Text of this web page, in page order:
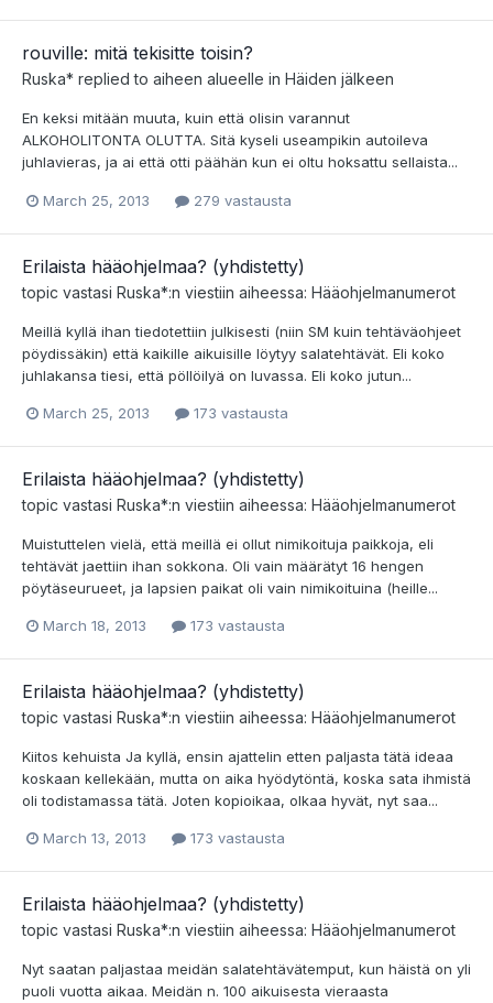
rouville: mitä tekisitte toisin?
Ruska* replied to aiheen alueelle in Häiden jälkeen
En keksi mitään muuta, kuin että olisin varannut
ALKOHOLITONTA OLUTTA. Sitä kyseli useampikin autoileva
juhlavieras, ja ai että otti päähän kun ei oltu hoksattu sellaista...
March 25, 2013 279 vastausta
Erilaista hääohjelmaa? (yhdistetty)
topic vastasi Ruska*:n viestiin aiheessa: Hääohjelmanumerot
Meillä kyllä ihan tiedotettiin julkisesti (niin SM kuin tehtäväohjeet
pöydissäkin) että kaikille aikuisille löytyy salatehtävät. Eli koko
juhlakansa tiesi, että pöllöilyä on luvassa. Eli koko jutun...
March 25, 2013 173 vastausta
Erilaista hääohjelmaa? (yhdistetty)
topic vastasi Ruska*:n viestiin aiheessa: Hääohjelmanumerot
Muistuttelen vielä, että meillä ei ollut nimikoituja paikkoja, eli
tehtävät jaettiin ihan sokkona. Oli vain määrätyt 16 hengen
pöytäseurueet, ja lapsien paikat oli vain nimikoituina (heille...
March 18, 2013 173 vastausta
Erilaista hääohjelmaa? (yhdistetty)
topic vastasi Ruska*:n viestiin aiheessa: Hääohjelmanumerot
Kiitos kehuista Ja kyllä, ensin ajattelin etten paljasta tätä ideaa
koskaan kellekään, mutta on aika hyödytöntä, koska sata ihmistä
oli todistamassa tätä. Joten kopioikaa, olkaa hyvät, nyt saa...
March 13, 2013 173 vastausta
Erilaista hääohjelmaa? (yhdistetty)
topic vastasi Ruska*:n viestiin aiheessa: Hääohjelmanumerot
Nyt saatan paljastaa meidän salatehtävätemput, kun häistä on yli
puoli vuotta aikaa. Meidän n. 100 aikuisesta vieraasta